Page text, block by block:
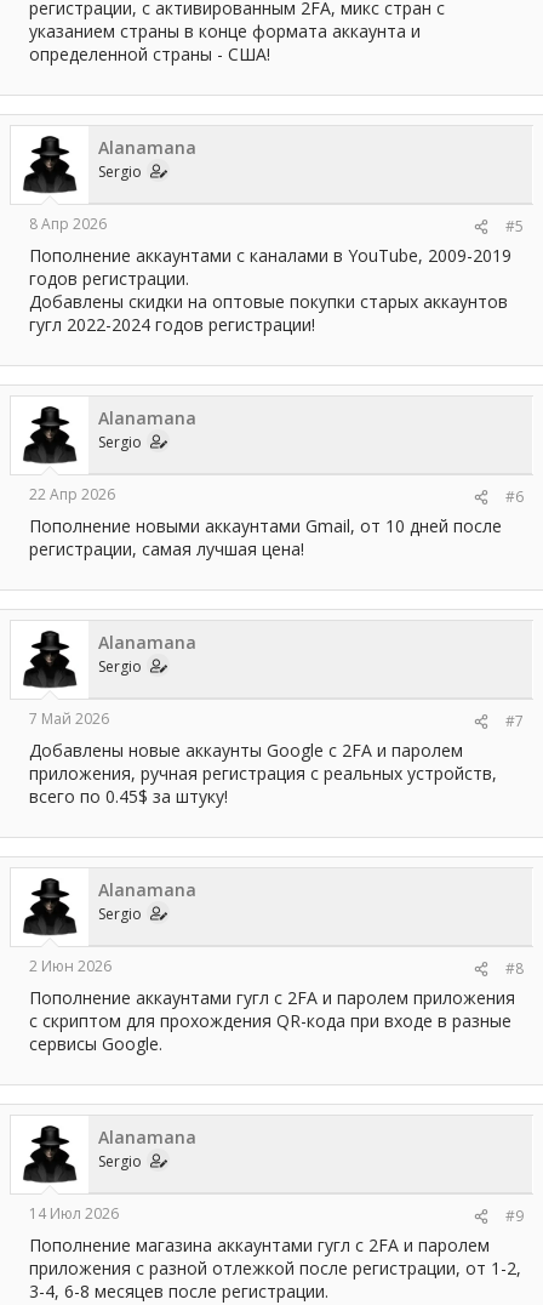
регистрации, с активированным 2FA, микс стран с
указанием страны в конце формата аккаунта и
определенной страны - США!
Alanamana
Sergio
8 Апр 2026 #5
Пополнение аккаунтами с каналами в YouTube, 2009-2019
годов регистрации.
Добавлены скидки на оптовые покупки старых аккаунтов
гугл 2022-2024 годов регистрации!
Alanamana
Sergio
22 Апр 2026 #6
Пополнение новыми аккаунтами Gmail, от 10 дней после
регистрации, самая лучшая цена!
Alanamana
Sergio
7 Май 2026 #7
Добавлены новые аккаунты Google с 2FA и паролем
приложения, ручная регистрация с реальных устройств,
всего по 0.45$ за штуку!
Alanamana
Sergio
2 Июн 2026 #8
Пополнение аккаунтами гугл с 2FA и паролем приложения
с скриптом для прохождения QR-кода при входе в разные
сервисы Google.
Alanamana
Sergio
14 Июл 2026 #9
Пополнение магазина аккаунтами гугл с 2FA и паролем
приложения с разной отлежкой после регистрации, от 1-2,
3-4, 6-8 месяцев после регистрации.